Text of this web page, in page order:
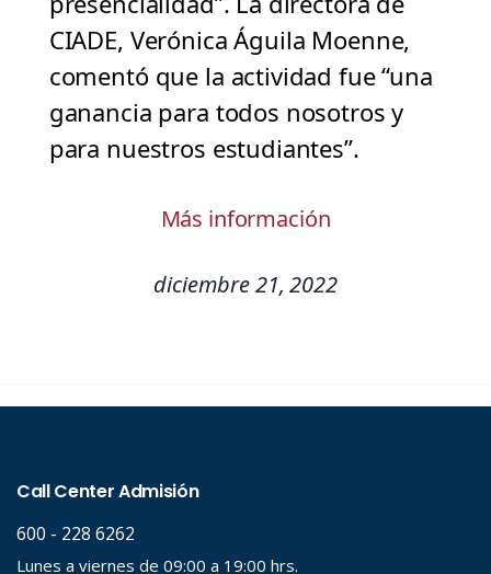
CIADE, Verónica Águila Moenne,
comentó que la actividad fue “una
ganancia para todos nosotros y
para nuestros estudiantes”.
Más información
diciembre 21, 2022